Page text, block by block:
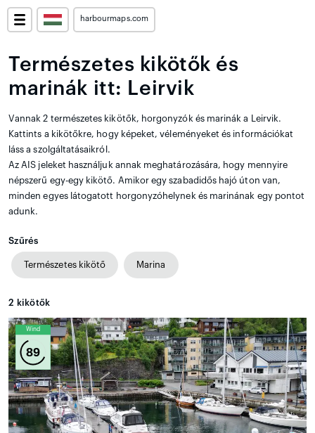
harbourmaps.com
Természetes kikötők és
marinák itt: Leirvik
Vannak 2 természetes kikötők, horgonyzók és marinák a Leirvik.
Kattints a kikötőkre, hogy képeket, véleményeket és információkat
láss a szolgáltatásaikról.
Az AIS jeleket használjuk annak meghatározására, hogy mennyire
népszerű egy-egy kikötő. Amikor egy szabadidős hajó úton van,
minden egyes látogatott horgonyzóhelynek és marinának egy pontot
adunk.
Szűrés
Természetes kikötő Marina
2 kikötők
Wind
89